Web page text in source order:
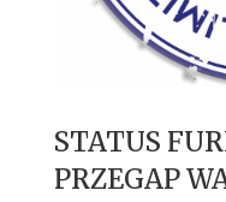
STATUS
PRZEGAP